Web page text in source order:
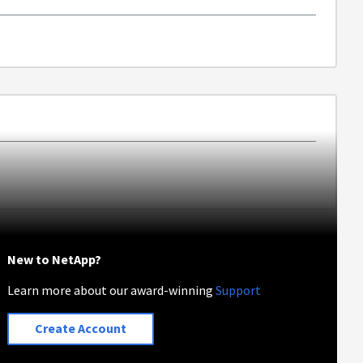
New to NetApp?
Learn more about our award-winningSupport
Create Account